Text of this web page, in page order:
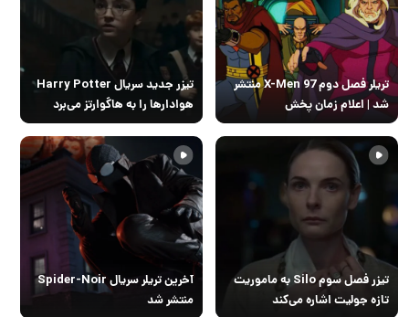
تریلر فصل دوم X-Men 97 منتشر
شد | اعلام زمان پخش
تیزر جدید سریال Harry Potter
هوادارها را به هاگوارتز می‌برد
تیزر فصل سوم Silo به ماموریت
تازه جولیت اشاره می‌کند
آخرین تریلر سریال Spider-Noir
منتشر شد